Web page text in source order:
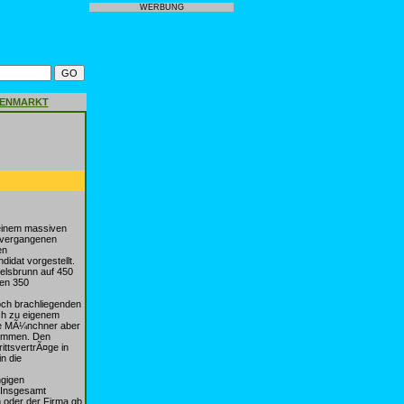
massiven
vorgestellt.
auf 450
350
brachliegenden
zu eigenem
MÃ¼nchner aber
Den
in
die
oder der Firma gb
WERBUNG